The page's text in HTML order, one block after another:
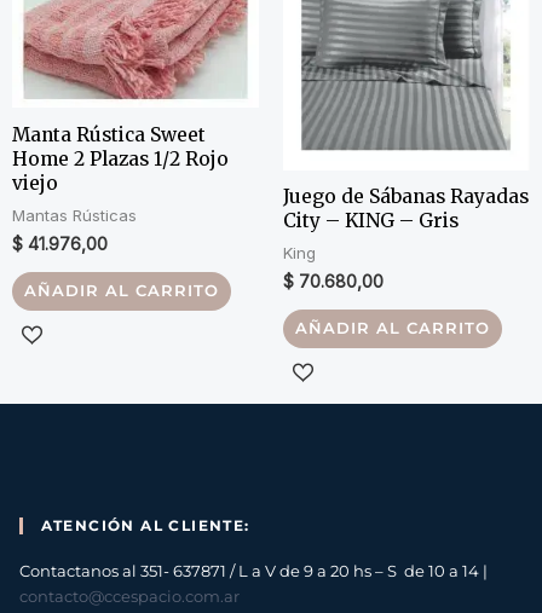
Manta Rústica Sweet
Home 2 Plazas 1/2 Rojo
viejo
Mantas Rústicas
$ 41.976,00
AÑADIR AL CARRITO
Juego de Sábanas Rayadas
City – KING – Gris
King
$ 70.680,00
AÑADIR AL CARRITO
ATENCIÓN AL CLIENTE:
Contactanos al 351- 637871 / L a V de 9 a 20 hs – S de 10 a 14 |
contacto@ccespacio.com.ar